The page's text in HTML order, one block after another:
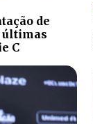
de
últimas
C